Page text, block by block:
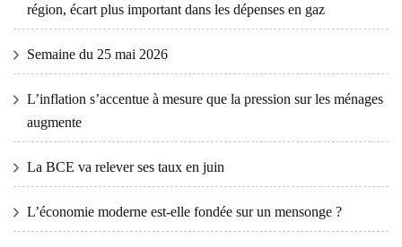
région, écart plus important dans les dépenses en gaz
Semaine du 25 mai 2026
L’inflation s’accentue à mesure que la pression sur les ménages
augmente
La BCE va relever ses taux en juin
L’économie moderne est-elle fondée sur un mensonge ?